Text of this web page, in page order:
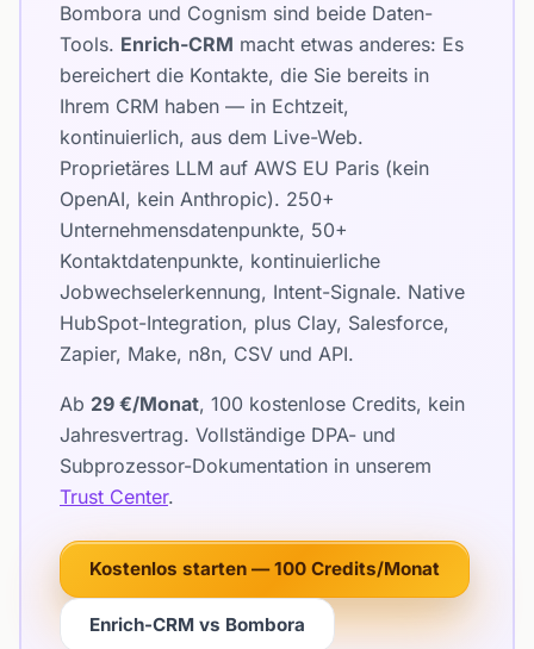
Bombora und Cognism sind beide Daten-
Tools. Enrich-CRM macht etwas anderes: Es
bereichert die Kontakte, die Sie bereits in
Ihrem CRM haben — in Echtzeit,
kontinuierlich, aus dem Live-Web.
Proprietäres LLM auf AWS EU Paris (kein
OpenAI, kein Anthropic). 250+
Unternehmensdatenpunkte, 50+
Kontaktdatenpunkte, kontinuierliche
Jobwechselerkennung, Intent-Signale. Native
HubSpot-Integration, plus Clay, Salesforce,
Zapier, Make, n8n, CSV und API.
Ab 29 €/Monat, 100 kostenlose Credits, kein
Jahresvertrag. Vollständige DPA- und
Subprozessor-Dokumentation in unserem
Trust Center.
Kostenlos starten — 100 Credits/Monat
Enrich-CRM vs Bombora